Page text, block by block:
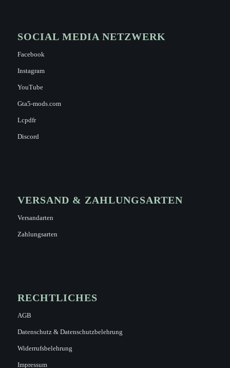
SOCIAL MEDIA NETZWERK
Facebook
Instagram
YouTube
Gta5-mods.com
Lcpdfr
Discord
VERSAND & ZAHLUNGSARTEN
Versandarten
Zahlungsarten
RECHTLICHES
AGB
Datenschutz & Datenschutzbelehrung
Widerrufsbelehrung
Impressum